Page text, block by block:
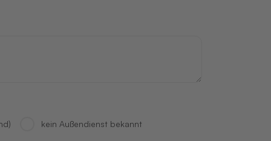
kein Außendienst bekannt